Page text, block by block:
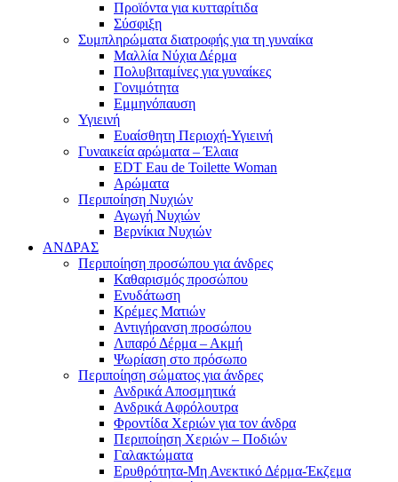
Προϊόντα για κυτταρίτιδα
Σύσφιξη
Συμπληρώματα διατροφής για τη γυναίκα
Μαλλία Νύχια Δέρμα
Πολυβιταμίνες για γυναίκες
Γονιμότητα
Εμμηνόπαυση
Υγιεινή
Ευαίσθητη Περιοχή-Υγιεινή
Γυναικεία αρώματα – Έλαια
EDT Eau de Toilette Woman
Αρώματα
Περιποίηση Νυχιών
Αγωγή Νυχιών
Βερνίκια Νυχιών
ΑΝΔΡΑΣ
Περιποίηση προσώπου για άνδρες
Καθαρισμός προσώπου
Ενυδάτωση
Κρέμες Ματιών
Αντιγήρανση προσώπου
Λιπαρό Δέρμα – Ακμή
Ψωρίαση στο πρόσωπο
Περιποίηση σώματος για άνδρες
Ανδρικά Αποσμητικά
Ανδρικά Αφρόλουτρα
Φροντίδα Χεριών για τον άνδρα
Περιποίηση Χεριών – Ποδιών
Γαλακτώματα
Ερυθρότητα-Μη Ανεκτικό Δέρμα-Έκζεμα